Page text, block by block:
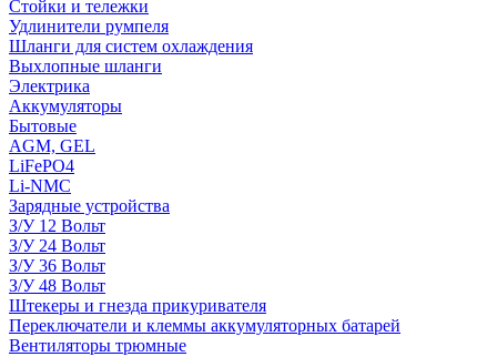
Стойки и тележки
Удлинители румпеля
Шланги для систем охлаждения
Выхлопные шланги
Электрика
Аккумуляторы
Бытовые
AGM, GEL
LiFePO4
Li-NMC
Зарядные устройства
З/У 12 Вольт
З/У 24 Вольт
З/У 36 Вольт
З/У 48 Вольт
Штекеры и гнезда прикуривателя
Переключатели и клеммы аккумуляторных батарей
Вентиляторы трюмные